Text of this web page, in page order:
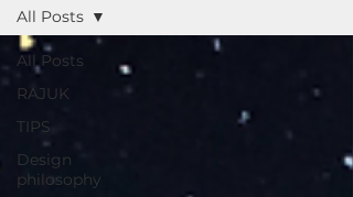
All Posts
RAJUK
TIPS
Design
philosophy
All Posts